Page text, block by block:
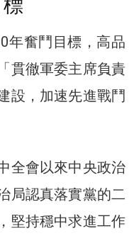
年奮鬥目標，高品
貫徹軍委主席負責
設，加速先進戰鬥
全會以來中央政治
局認真落實黨的二
堅持穩中求進工作